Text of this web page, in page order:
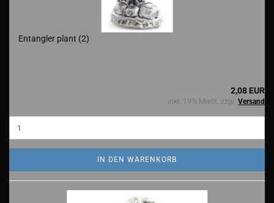
Entangler plant (2)
2,08 EUR
inkl. 19% MwSt. zzgl. Versand
IN DEN WARENKORB